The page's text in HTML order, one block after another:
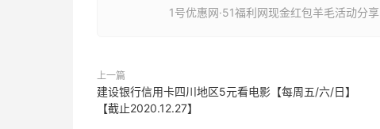
1号优惠网·51福利网现金红包羊毛活动分享
上一篇
建设银行信用卡四川地区5元看电影【每周五/六/日】
【截止2020.12.27】